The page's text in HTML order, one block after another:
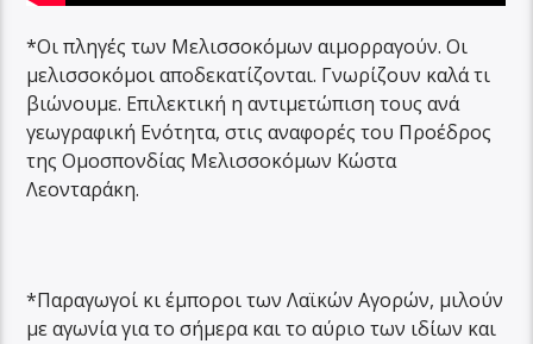
*Οι πληγές των Μελισσοκόμων αιμορραγούν. Οι
μελισσοκόμοι αποδεκατίζονται. Γνωρίζουν καλά τι
βιώνουμε. Επιλεκτική η αντιμετώπιση τους ανά
γεωγραφική Ενότητα, στις αναφορές του Προέδρος
της Ομοσπονδίας Μελισσοκόμων Κώστα
Λεονταράκη.
*Παραγωγοί κι έμποροι των Λαϊκών Αγορών, μιλούν
με αγωνία για το σήμερα και το αύριο των ιδίων και